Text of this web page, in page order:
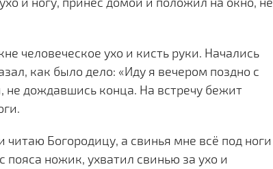
человеческое ухо и кисть руки. Начались
как было дело: «Иду я вечером поздно с
не дождавшись конца. На встречу бежит
читаю Богородицу, а свинья мне всё под ноги
пояса ножик, ухватил свинью за ухо и